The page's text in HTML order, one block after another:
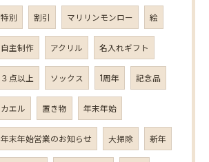
特別 割引 マリリンモンロー 絵
自主制作 アクリル 名入れギフト
３点以上 ソックス 1周年 記念品
カエル 置き物 年末年始
年末年始営業のお知らせ 大掃除 新年